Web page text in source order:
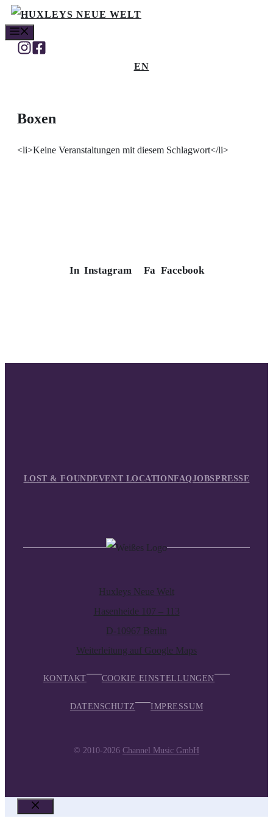
Zum
Inhalt
springen
EN
Boxen
<li>Keine Veranstaltungen mit diesem Schlagwort</li>
In Instagram Fa Facebook
LOST & FOUNDEVENT LOCATIONFAQJOBSPRESSE
Huxleys Neue Welt
Hasenheide 107 – 113
D-10967 Berlin
Weiterleitung auf Google Maps
KONTAKT COOKIE EINSTELLUNGEN
DATENSCHUTZ IMPRESSUM
© 2010-2026 Channel Music GmbH
SCHLIESSEN